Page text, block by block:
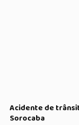
Acidente de
Sorocaba